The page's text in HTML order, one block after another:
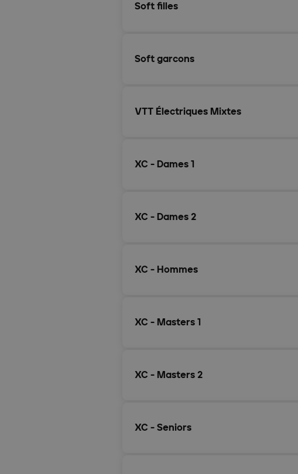
Soft filles
Soft garcons
VTT Électriques Mixtes
XC - Dames 1
XC - Dames 2
XC - Hommes
XC - Masters 1
XC - Masters 2
XC - Seniors